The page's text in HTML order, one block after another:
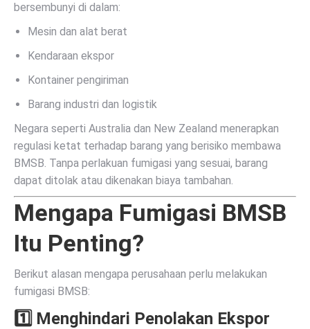
bersembunyi di dalam:
Mesin dan alat berat
Kendaraan ekspor
Kontainer pengiriman
Barang industri dan logistik
Negara seperti Australia dan New Zealand menerapkan
regulasi ketat terhadap barang yang berisiko membawa
BMSB. Tanpa perlakuan fumigasi yang sesuai, barang
dapat ditolak atau dikenakan biaya tambahan.
Mengapa Fumigasi BMSB
Itu Penting?
Berikut alasan mengapa perusahaan perlu melakukan
fumigasi BMSB:
1️⃣ Menghindari Penolakan Ekspor